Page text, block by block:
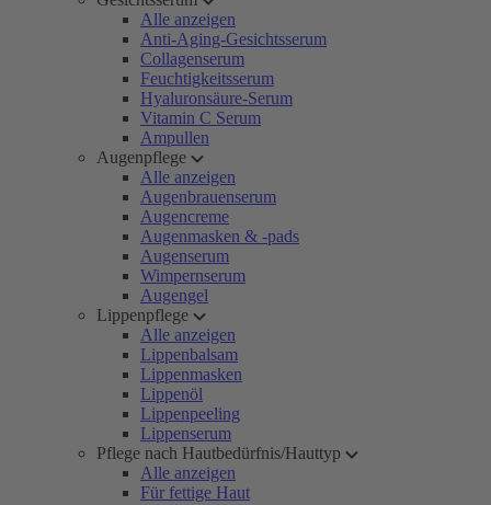
Alle anzeigen
Anti-Aging-Gesichtsserum
Collagenserum
Feuchtigkeitsserum
Hyaluronsäure-Serum
Vitamin C Serum
Ampullen
Augenpflege
Alle anzeigen
Augenbrauenserum
Augencreme
Augenmasken & -pads
Augenserum
Wimpernserum
Augengel
Lippenpflege
Alle anzeigen
Lippenbalsam
Lippenmasken
Lippenöl
Lippenpeeling
Lippenserum
Pflege nach Hautbedürfnis/Hauttyp
Alle anzeigen
Für fettige Haut